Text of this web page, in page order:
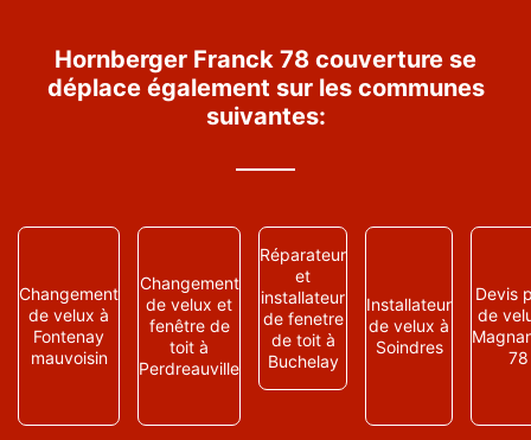
Hornberger Franck 78 couverture se
déplace également sur les communes
suivantes:
Changement
de velux à
Fontenay
mauvoisin
Changement
de velux et
fenêtre de
toit à
Perdreauville
Réparateur
et
installateur
de fenetre
de toit à
Buchelay
Installateur
de velux à
Soindres
Devis
de
78